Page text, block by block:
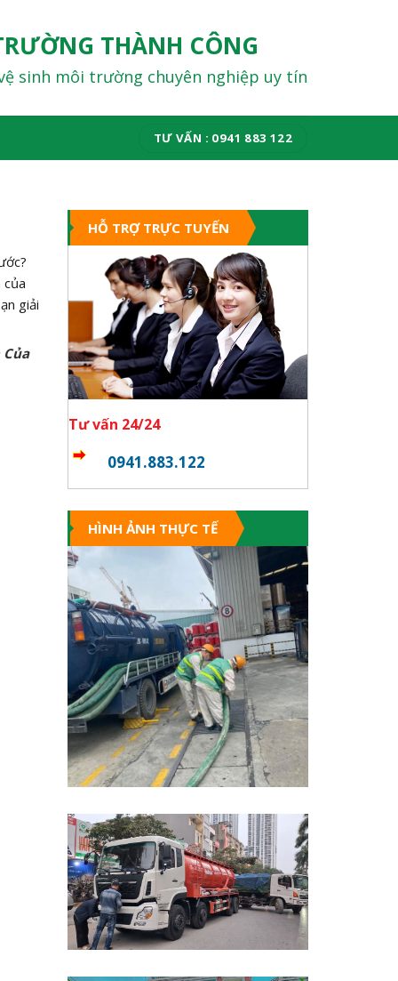
THÀNH CÔNG
sinh môi trường chuyên nghiệp uy tín
TƯ VẤN : 0941 883 122
của
giải
HỖ TRỢ TRỰC TUYẾN
Tư vấn 24/24
0941.883.122
HÌNH ẢNH THỰC TẾ